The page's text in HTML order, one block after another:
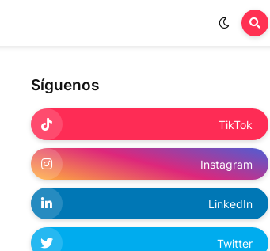
Síguenos
TikTok
Instagram
LinkedIn
Twitter